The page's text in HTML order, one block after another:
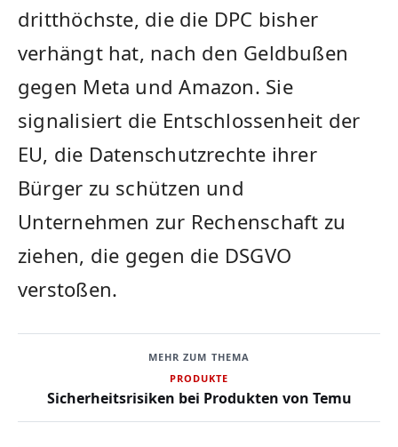
‍dritthöchste, die die DPC bisher⁣
verhängt hat, nach den Geldbußen
gegen Meta und Amazon.​ Sie
signalisiert die⁤ Entschlossenheit der
EU, die Datenschutzrechte ihrer
Bürger​ zu schützen und
⁣Unternehmen zur Rechenschaft zu
ziehen, die gegen ‍die DSGVO
verstoßen.
MEHR ZUM THEMA
PRODUKTE
Sicherheitsrisiken bei Produkten von Temu